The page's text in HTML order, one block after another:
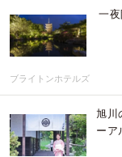
一
ブライトンホテルズ
旭川
ーア